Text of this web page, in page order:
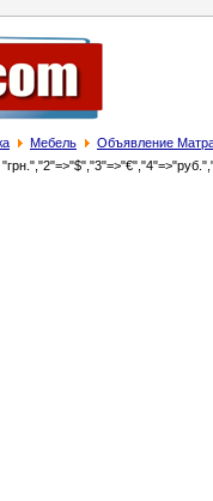
Мебель Объявление